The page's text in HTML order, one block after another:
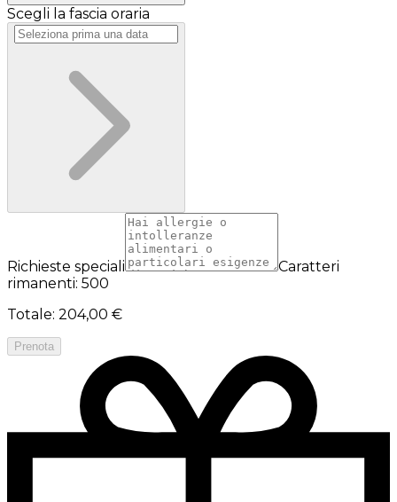
Scegli la fascia oraria
Richieste speciali
Caratteri
rimanenti: 500
Totale: 204,00 €
Prenota